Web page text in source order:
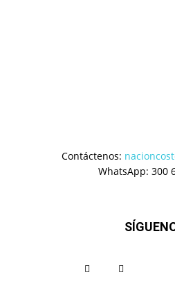
Contáctenos:
WhatsApp: 300